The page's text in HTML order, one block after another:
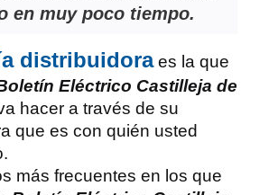
en muy poco tiempo.
distribuidoraes la que
Eléctrico Castilleja de
hacer a través de su
que es con quién usted
más frecuentes en los que